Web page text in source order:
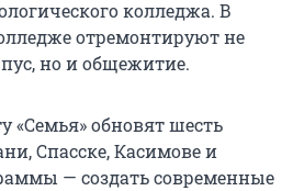
колледжа. В
отремонтируют не
но и общежитие.
«Семья» обновят шесть
Спасске, Касимове и
— создать современные